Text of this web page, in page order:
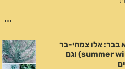
בבר: אלו צמחי-בר
גדלים בקיץ (summer wild plants) וגם